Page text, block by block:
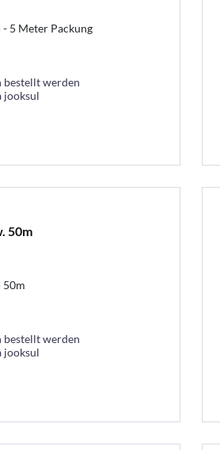
5 Meter Packung
bestellt werden
jooksul
50m
50m
bestellt werden
jooksul